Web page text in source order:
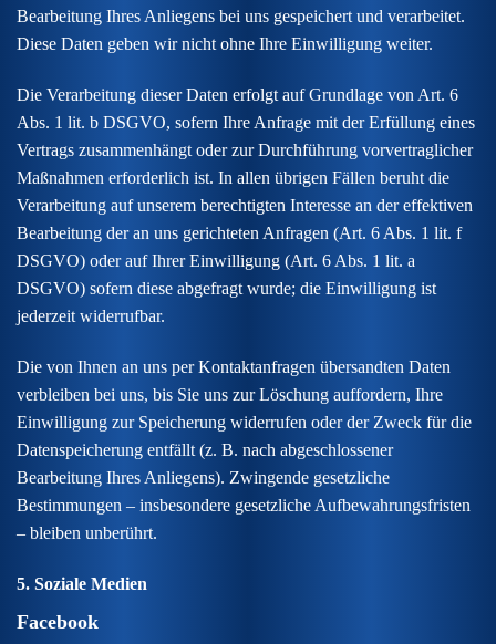
Bearbeitung Ihres Anliegens bei uns gespeichert und verarbeitet.
Diese Daten geben wir nicht ohne Ihre Einwilligung weiter.
Die Verarbeitung dieser Daten erfolgt auf Grundlage von Art. 6
Abs. 1 lit. b DSGVO, sofern Ihre Anfrage mit der Erfüllung eines
Vertrags zusammenhängt oder zur Durchführung vorvertraglicher
Maßnahmen erforderlich ist. In allen übrigen Fällen beruht die
Verarbeitung auf unserem berechtigten Interesse an der effektiven
Bearbeitung der an uns gerichteten Anfragen (Art. 6 Abs. 1 lit. f
DSGVO) oder auf Ihrer Einwilligung (Art. 6 Abs. 1 lit. a
DSGVO) sofern diese abgefragt wurde; die Einwilligung ist
jederzeit widerrufbar.
Die von Ihnen an uns per Kontaktanfragen übersandten Daten
verbleiben bei uns, bis Sie uns zur Löschung auffordern, Ihre
Einwilligung zur Speicherung widerrufen oder der Zweck für die
Datenspeicherung entfällt (z. B. nach abgeschlossener
Bearbeitung Ihres Anliegens). Zwingende gesetzliche
Bestimmungen – insbesondere gesetzliche Aufbewahrungsfristen
– bleiben unberührt.
5. Soziale Medien
Facebook